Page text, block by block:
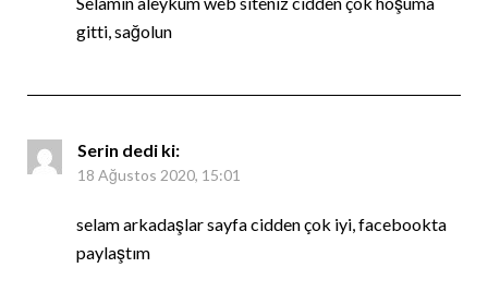
gitti, sağolun
Serin dedi ki:
18 Ağustos 2020, 15:01
selam arkadaşlar sayfa cidden çok iyi, facebookta
paylaştım